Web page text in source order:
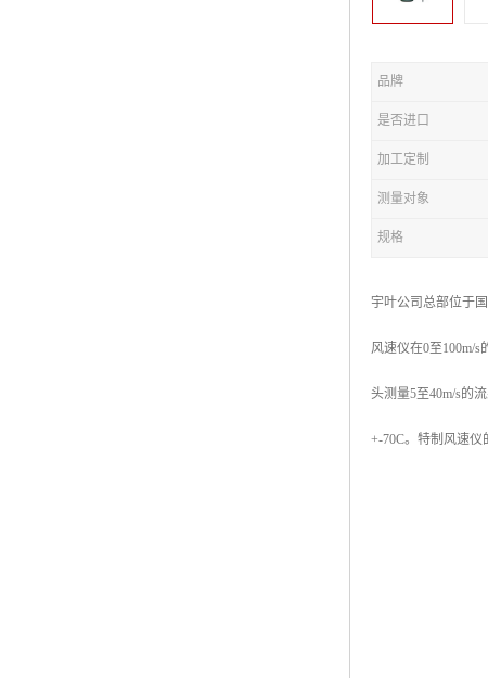
品牌
是否进口
加工定制
测量对象
规格
宇叶公司总部位于
风速仪在0至100m/
头测量5至40m/s的
+-70C。特制风速仪